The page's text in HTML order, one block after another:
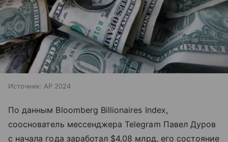
Источник: AP 2024
По данным Bloomberg Billionaires Index,
сооснователь мессенджера Telegram Павел Дуров
с начала года заработал $4,08 млрд, его состояние